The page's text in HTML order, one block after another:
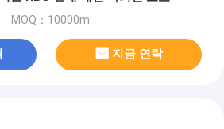
MOQ：10000m
지금 연락